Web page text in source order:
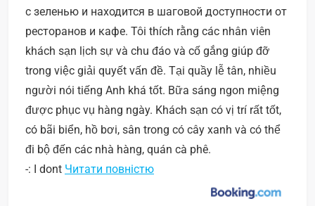
с зеленью и находится в шаговой доступности от
ресторанов и кафе. Tôi thích rằng các nhân viên
khách sạn lịch sự và chu đáo và cố gắng giúp đỡ
trong việc giải quyết vấn đề. Tại quầy lễ tân, nhiều
người nói tiếng Anh khá tốt. Bữa sáng ngon miệng
được phục vụ hàng ngày. Khách sạn có vị trí rất tốt,
có bãi biển, hồ bơi, sân trong có cây xanh và có thể
đi bộ đến các nhà hàng, quán cà phê.
-: I dont Читати повністю